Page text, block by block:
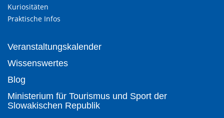
Kuriositäten
Praktische Infos
Veranstaltungskalender
Wissenswertes
Blog
Ministerium für Tourismus und Sport der
Slowakischen Republik